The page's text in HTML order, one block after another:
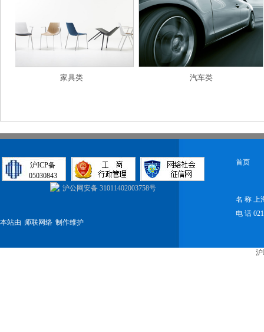
家具类 汽车类
沪ICP备
05030843
沪公网安备 31011402003758号
本站由 师联网络 制作维护
首页
名 称 上
电 话
沪